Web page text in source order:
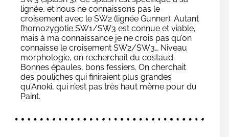
lignée, et nous ne connaissons pas le
croisement avec le SW2 (lignée Gunner). Autant
l’homozygotie SW1/SW3 est connue et viable,
mais à ma connaissance je ne crois pas qu’on
connaisse le croisement SW2/SW3… Niveau
morphologie, on recherchait du costaud.
Bonnes épaules, bons fessiers. On cherchait
des pouliches qui finiraient plus grandes
qu’Anoki, qui n’est pas très haut même pour du
Paint.